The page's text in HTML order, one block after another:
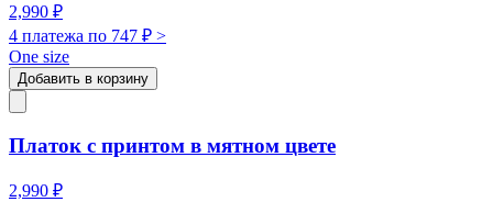
2,990 ₽
4 платежа по 747 ₽ >
One size
Добавить в корзину
Платок с принтом в мятном цвете
2,990 ₽